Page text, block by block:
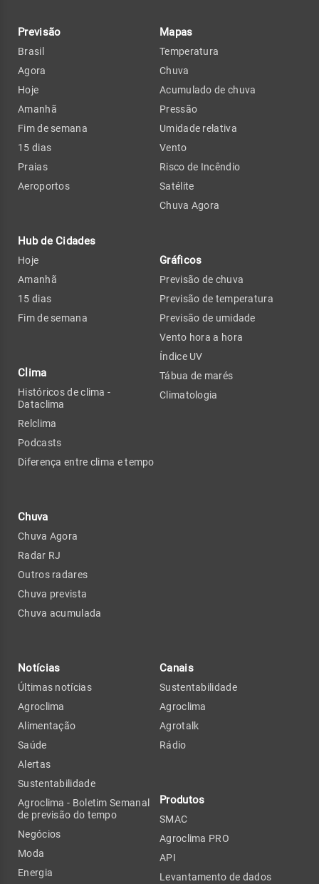
Previsão
Brasil
Agora
Hoje
Amanhã
Fim de semana
15 dias
Praias
Aeroportos
Hub de Cidades
Hoje
Amanhã
15 dias
Fim de semana
Clima
Históricos de clima -
Dataclima
Relclima
Podcasts
Diferença entre clima e tempo
Chuva
Chuva Agora
Radar RJ
Outros radares
Chuva prevista
Chuva acumulada
Mapas
Temperatura
Chuva
Acumulado de chuva
Pressão
Umidade relativa
Vento
Risco de Incêndio
Satélite
Chuva Agora
Gráficos
Previsão de chuva
Previsão de temperatura
Previsão de umidade
Vento hora a hora
Índice UV
Tábua de marés
Climatologia
Notícias
Últimas notícias
Agroclima
Alimentação
Saúde
Alertas
Sustentabilidade
Agroclima - Boletim Semanal
de previsão do tempo
Negócios
Moda
Energia
Canais
Sustentabilidade
Agroclima
Agrotalk
Rádio
Produtos
SMAC
Agroclima PRO
API
Levantamento de dados